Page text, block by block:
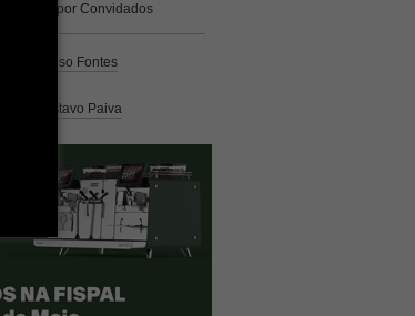
por Convidados
Alonso Fontes
por Gustavo Paiva